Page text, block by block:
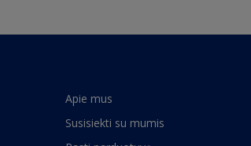
Apie mus
Susisiekti su mumis